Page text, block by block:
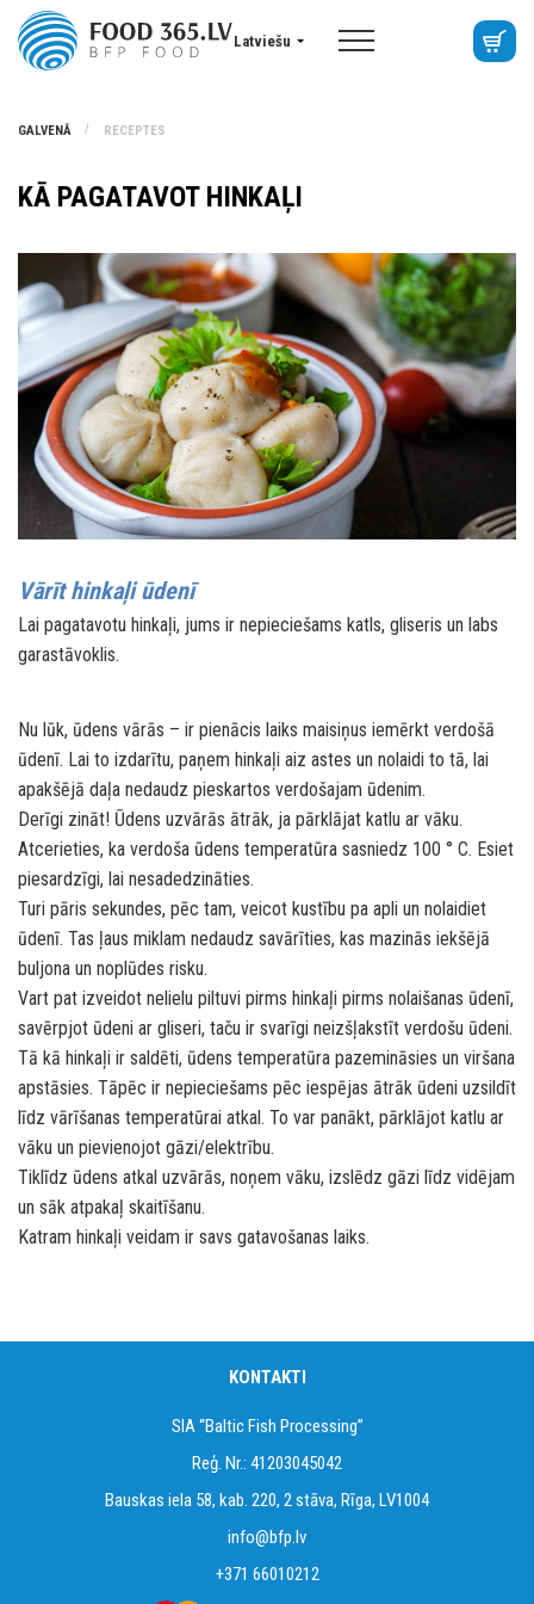
Latviešu
GALVENĀ RECEPTES
KĀ PAGATAVOT HINKAĻI
Vārīt hinkaļi ūdenī
Lai pagatavotu hinkaļi, jums ir nepieciešams katls, gliseris un labs
garastāvoklis.
Nu lūk, ūdens vārās – ir pienācis laiks maisiņus iemērkt verdošā
ūdenī. Lai to izdarītu, paņem hinkaļi aiz astes un nolaidi to tā, lai
apakšējā daļa nedaudz pieskartos verdošajam ūdenim.
Derīgi zināt! Ūdens uzvārās ātrāk, ja pārklājat katlu ar vāku.
Atcerieties, ka verdoša ūdens temperatūra sasniedz 100 ° C. Esiet
piesardzīgi, lai nesadedzināties.
Turi pāris sekundes, pēc tam, veicot kustību pa apli un nolaidiet
ūdenī. Tas ļaus miklam nedaudz savārīties, kas mazinās iekšējā
buljona un noplūdes risku.
Vart pat izveidot nelielu piltuvi pirms hinkaļi pirms nolaišanas ūdenī,
savērpjot ūdeni ar gliseri, taču ir svarīgi neizšļakstīt verdošu ūdeni.
Tā kā hinkaļi ir saldēti, ūdens temperatūra pazemināsies un viršana
apstāsies. Tāpēc ir nepieciešams pēc iespējas ātrāk ūdeni uzsildīt
līdz vārīšanas temperatūrai atkal. To var panākt, pārklājot katlu ar
vāku un pievienojot gāzi/elektrību.
Tiklīdz ūdens atkal uzvārās, noņem vāku, izslēdz gāzi līdz vidējam
un sāk atpakaļ skaitīšanu.
Katram hinkaļi veidam ir savs gatavošanas laiks.
KONTAKTI
SIA “Baltic Fish Processing”
Reģ. Nr.: 41203045042
Bauskas iela 58, kab. 220, 2 stāva, Rīga, LV1004
info@bfp.lv
+371 66010212